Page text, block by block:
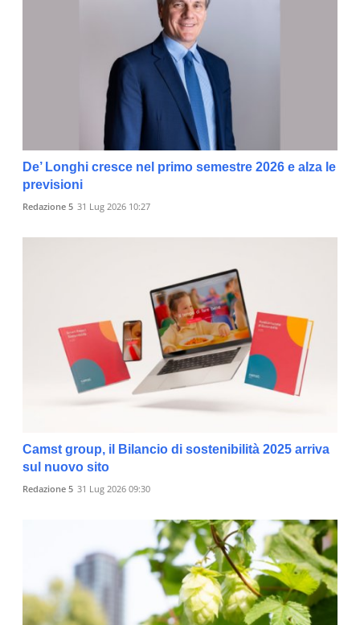
De’ Longhi cresce nel primo semestre 2026 e alza le
previsioni
Redazione 5 31 Lug 2026 10:27
Camst group, il Bilancio di sostenibilità 2025 arriva
sul nuovo sito
Redazione 5 31 Lug 2026 09:30